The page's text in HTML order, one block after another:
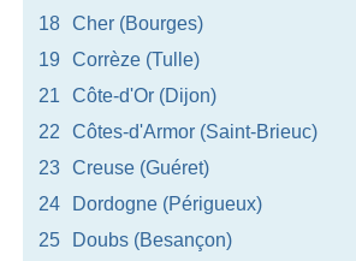
18
Cher (Bourges)
19
Corrèze (Tulle)
21
Côte-d'Or (Dijon)
22
Côtes-d'Armor (Saint-Brieuc)
23
Creuse (Guéret)
24
Dordogne (Périgueux)
25
Doubs (Besançon)